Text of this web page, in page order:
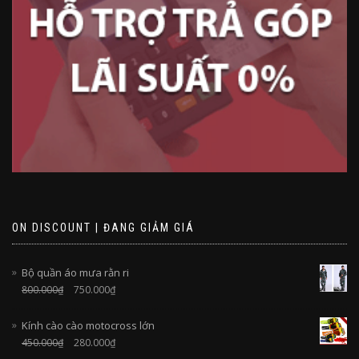
ON DISCOUNT | ĐANG GIẢM GIÁ
Bộ quần áo mưa rằn ri
800.000₫ 750.000₫
Kính cào cào motocross lớn
450.000₫ 280.000₫